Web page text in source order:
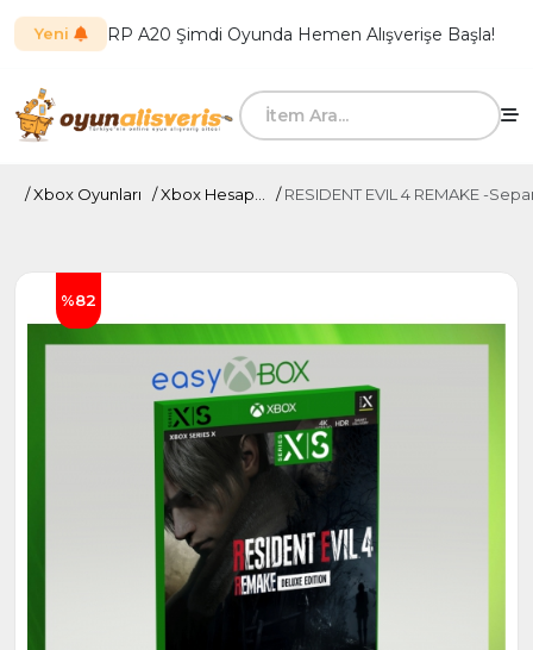
Yeni RP A20 Şimdi Oyunda Hemen Alışverişe Başla!
Xbox Oyunları Xbox Hesap... RESIDENT EVIL 4 REMAKE -
%82